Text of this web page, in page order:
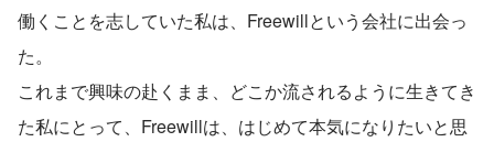
働くことを志していた私は、Freewillという会社に出会っ
た。
これまで興味の赴くまま、どこか流されるように生きてき
た私にとって、Freewillは、はじめて本気になりたいと思